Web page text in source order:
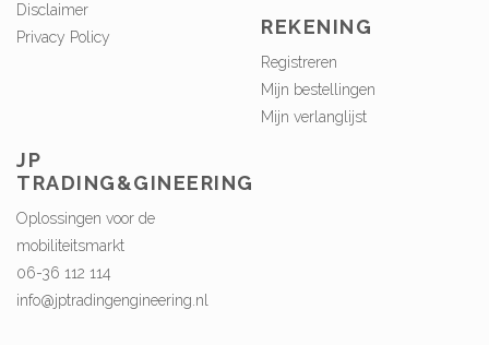
Disclaimer
Privacy Policy
REKENING
Registreren
Mijn bestellingen
Mijn verlanglijst
JP
TRADING&GINEERING
Oplossingen voor de
mobiliteitsmarkt
06-36 112 114
info@jptradingengineering.nl